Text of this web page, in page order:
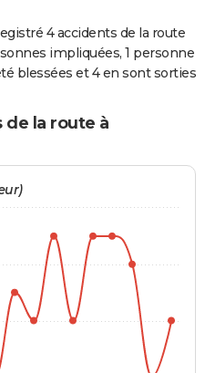
4 accidents de la route
impliquées, 1 personne
blessées et 4 en sont sorties
de la route à